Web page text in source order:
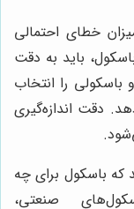
خطای احتمالی
باید به دقت
باسکولی را انتخاب
دقت اندازه‌گیری
که باسکول برای چه
صنعتی،